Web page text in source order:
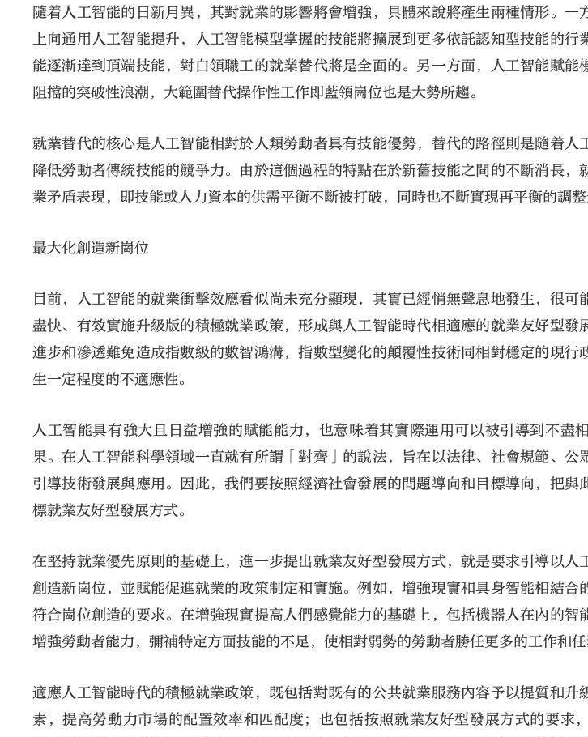
隨着人工智能的日新月異，其對就業的影響將會增強，具體來說將產生兩種情形。一
上向通用人工智能提升，人工智能模型掌握的技能將擴展到更多依託認知型技能的行
能逐漸達到頂端技能，對白領職工的就業替代將是全面的。另一方面，人工智能賦能
阻擋的突破性浪潮，大範圍替代操作性工作即藍領崗位也是大勢所趨。
就業替代的核心是人工智能相對於人類勞動者具有技能優勢，替代的路徑則是隨着人
降低勞動者傳統技能的競爭力。由於這個過程的特點在於新舊技能之間的不斷消長，
業矛盾表現，即技能或人力資本的供需平衡不斷被打破，同時也不斷實現再平衡的調整
最大化創造新崗位
目前，人工智能的就業衝擊效應看似尚未充分顯現，其實已經悄無聲息地發生，很可
盡快、有效實施升級版的積極就業政策，形成與人工智能時代相適應的就業友好型發
進步和滲透難免造成指數級的數智鴻溝，指數型變化的顛覆性技術同相對穩定的現行
生一定程度的不適應性。
人工智能具有強大且日益增強的賦能能力，也意味着其實際運用可以被引導到不盡
果。在人工智能科學領域一直就有所謂「對齊」的說法，旨在以法律、社會規範、公
引導技術發展與應用。因此，我們要按照經濟社會發展的問題導向和目標導向，把與
標就業友好型發展方式。
在堅持就業優先原則的基礎上，進一步提出就業友好型發展方式，就是要求引導以人
創造新崗位，並賦能促進就業的政策制定和實施。例如，增強現實和具身智能相結合
符合崗位創造的要求。在增強現實提高人們感覺能力的基礎上，包括機器人在內的智
增強勞動者能力，彌補特定方面技能的不足，使相對弱勢的勞動者勝任更多的工作和任
適應人工智能時代的積極就業政策，既包括對既有的公共就業服務內容予以提質和升
素，提高勞動力市場的配置效率和匹配度；也包括按照就業友好型發展方式的要求